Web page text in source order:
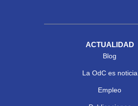
ACTUALIDAD
Blog
La OdC es noticia
Empleo